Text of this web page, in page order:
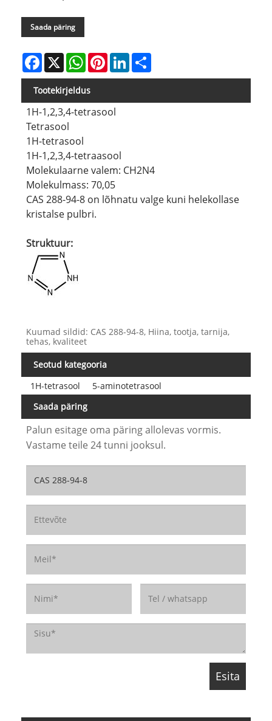
Saada päring
Facebook
X WhatsAppPinterestLinkedIn
Tootekirjeldus
1H-1,2,3,4-tetrasool
Tetrasool
1H-tetrasool
1H-1,2,3,4-tetraasool
Molekulaarne valem: CH2N4
Molekulmass: 70,05
CAS 288-94-8 on lõhnatu valge kuni helekollase
kristalse pulbri.
Struktuur:
Kuumad sildid: CAS 288-94-8, Hiina, tootja, tarnija,
tehas, kvaliteet
Seotud kategooria
1H-tetrasool
5-aminotetrasool
Saada päring
Palun esitage oma päring allolevas vormis.
Vastame teile 24 tunni jooksul.